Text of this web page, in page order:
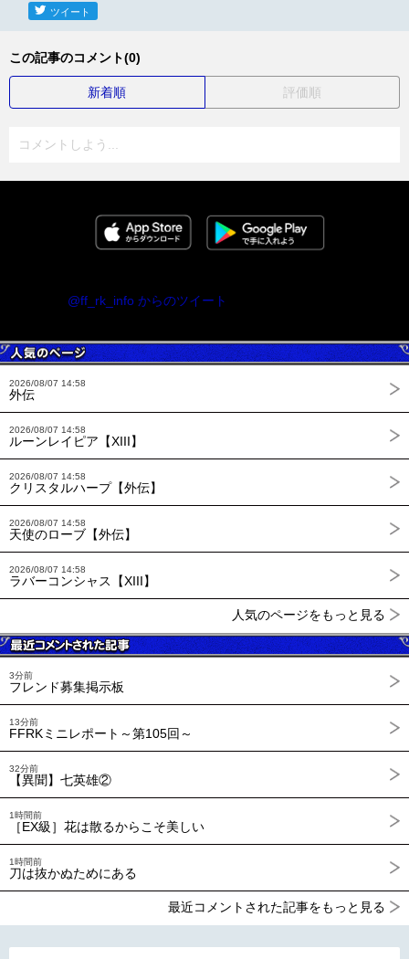
ツイート
この記事のコメント(0)
新着順 評価順
コメントしよう...
@ff_rk_info からのツイート
2026/08/07 14:58
外伝
2026/08/07 14:58
ルーンレイピア【XIII】
2026/08/07 14:58
クリスタルハープ【外伝】
2026/08/07 14:58
天使のローブ【外伝】
2026/08/07 14:58
ラバーコンシャス【XIII】
人気のページをもっと見る
3分前
フレンド募集掲示板
13分前
FFRKミニレポート～第105回～
32分前
【異聞】七英雄②
1時間前
［EX級］花は散るからこそ美しい
1時間前
刀は抜かぬためにある
最近コメントされた記事をもっと見る